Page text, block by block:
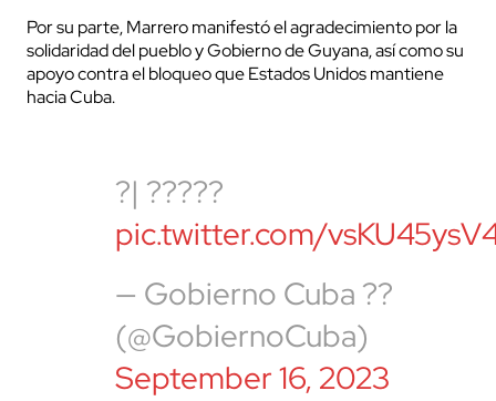
Por su parte, Marrero manifestó el agradecimiento por la
solidaridad del pueblo y Gobierno de Guyana, así como su
apoyo contra el bloqueo que Estados Unidos mantiene
hacia Cuba.
?| ?????
pic.twitter.com/
— Gobierno Cuba ??
(@GobiernoCuba)
September 16, 2023